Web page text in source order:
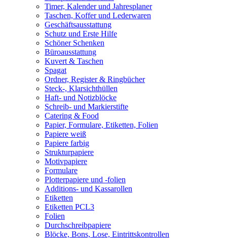
Timer, Kalender und Jahresplaner
Taschen, Koffer und Lederwaren
Geschäftsausstattung
Schutz und Erste Hilfe
Schöner Schenken
Büroausstattung
Kuvert & Taschen
Spagat
Ordner, Register & Ringbücher
Steck-, Klarsichthüllen
Haft- und Notizblöcke
Schreib- und Markierstifte
Catering & Food
Papier, Formulare, Etiketten, Folien
Papiere weiß
Papiere farbig
Strukturpapiere
Motivpapiere
Formulare
Plotterpapiere und -folien
Additions- und Kassarollen
Etiketten
Etiketten PCL3
Folien
Durchschreibpapiere
Blöcke, Bons, Lose, Eintrittskontrollen